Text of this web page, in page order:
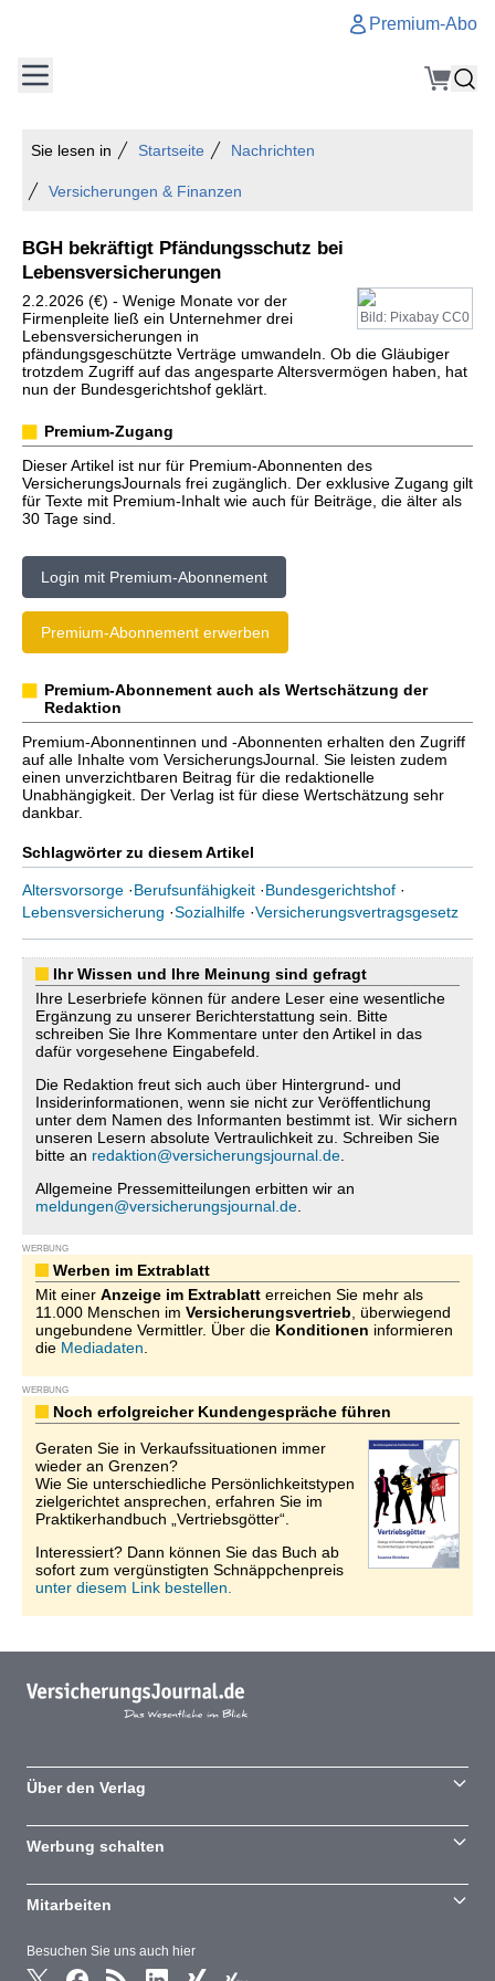
Premium-Abo
Sie lesen in Startseite Nachrichten
Versicherungen & Finanzen
BGH bekräftigt Pfändungsschutz bei
Lebensversicherungen
Bild: Pixabay CC0
2.2.2026 (€) - Wenige Monate vor der
Firmenpleite ließ ein Unternehmer drei
Lebensversicherungen in
pfändungsgeschützte Verträge umwandeln. Ob die Gläubiger
trotzdem Zugriff auf das angesparte Altersvermögen haben, hat
nun der Bundesgerichtshof geklärt.
Premium-Zugang
Dieser Artikel ist nur für Premium-Abonnenten des
VersicherungsJournals frei zugänglich. Der exklusive Zugang gilt
für Texte mit Premium-Inhalt wie auch für Beiträge, die älter als
30 Tage sind.
Login mit Premium-Abonnement
Premium-Abonnement erwerben
Premium-Abonnement auch als Wertschätzung der
Redaktion
Premium-Abonnentinnen und -Abonnenten erhalten den Zugriff
auf alle Inhalte vom VersicherungsJournal. Sie leisten zudem
einen unverzichtbaren Beitrag für die redaktionelle
Unabhängigkeit. Der Verlag ist für diese Wertschätzung sehr
dankbar.
Schlagwörter zu diesem Artikel
Altersvorsorge ·Berufsunfähigkeit ·Bundesgerichtshof ·
Lebensversicherung ·Sozialhilfe ·Versicherungsvertragsgesetz
Ihr Wissen und Ihre Meinung sind gefragt
Ihre Leserbriefe können für andere Leser eine wesentliche
Ergänzung zu unserer Berichterstattung sein. Bitte
schreiben Sie Ihre Kommentare unter den Artikel in das
dafür vorgesehene Eingabefeld.
Die Redaktion freut sich auch über Hintergrund- und
Insiderinformationen, wenn sie nicht zur Veröffentlichung
unter dem Namen des Informanten bestimmt ist. Wir sichern
unseren Lesern absolute Vertraulichkeit zu. Schreiben Sie
bitte an redaktion@versicherungsjournal.de
Allgemeine Pressemitteilungen erbitten wir an
meldungen@versicherungsjournal.de
WERBUNG
Werben im Extrablatt
Mit einer Anzeige im Extrablatt erreichen Sie mehr als
11.000 Menschen im Versicherungsvertrieb , überwiegend
ungebundene Vermittler. Über die Konditionen informieren
die Mediadaten
WERBUNG
Noch erfolgreicher Kundengespräche führen
Geraten Sie in Verkaufssituationen immer
wieder an Grenzen?
Wie Sie unterschiedliche Persönlichkeitstypen
zielgerichtet ansprechen, erfahren Sie im
Praktikerhandbuch „Vertriebsgötter“.
Interessiert? Dann können Sie das Buch ab
sofort zum vergünstigten Schnäppchenpreis
unter diesem Link bestellen.
Besuchen Sie uns auch hier
Über den Verlag
Werbung schalten
Mitarbeiten